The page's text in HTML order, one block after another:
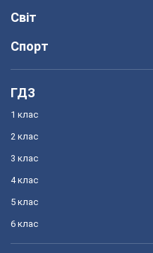
Світ
Спорт
ГДЗ
1 клас
2 клас
3 клас
4 клас
5 клас
6 клас